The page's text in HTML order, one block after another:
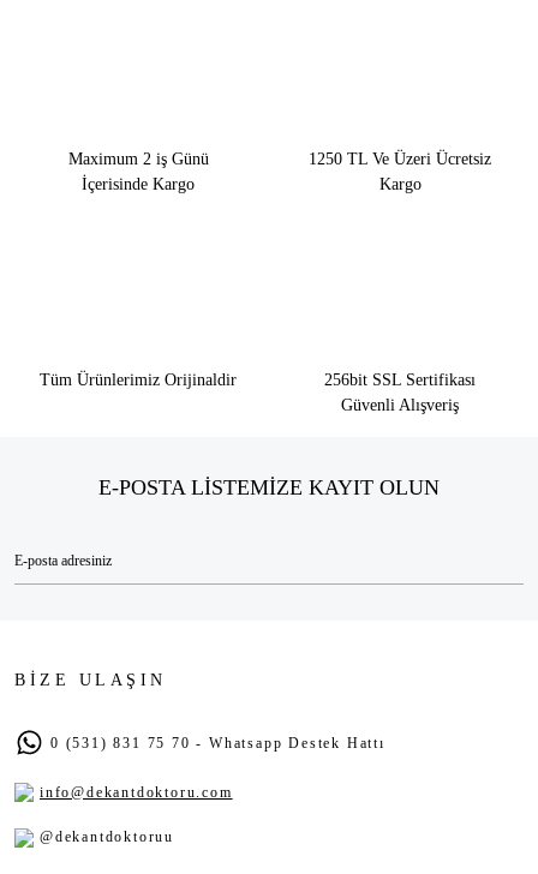
Maximum 2 iş Günü
İçerisinde Kargo
1250 TL Ve Üzeri Ücretsiz
Kargo
Tüm Ürünlerimiz Orijinaldir
256bit SSL Sertifikası
Güvenli Alışveriş
E-POSTA LİSTEMİZE KAYIT OLUN
BİZE ULAŞIN
0 (531) 831 75 70 - Whatsapp Destek Hattı
info@dekantdoktoru.com
@dekantdoktoruu